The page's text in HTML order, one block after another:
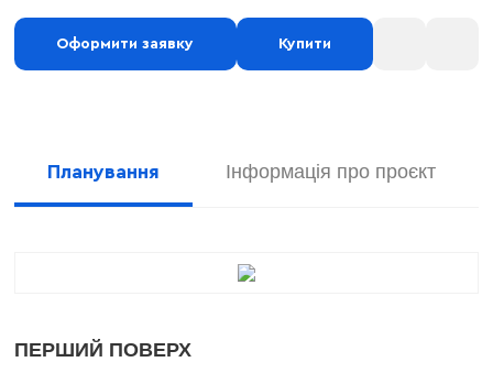
Оформити заявку Купити
Планування Інформація про проєкт
ПЕРШИЙ ПОВЕРХ